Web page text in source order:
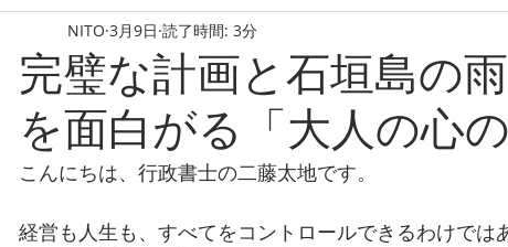
完璧な計画と石垣島の
を面白がる「大人の心の
NITO 3月9日 読了時間: 3分
こんにちは、行政書士の二藤太地です。
経営も人生も、すべてをコントロールできるわけでは